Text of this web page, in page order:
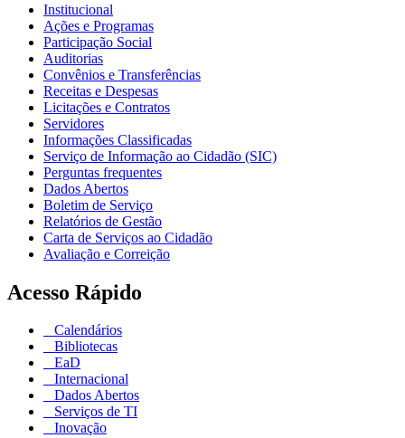
Institucional
Ações e Programas
Participação Social
Auditorias
Convênios e Transferências
Receitas e Despesas
Licitações e Contratos
Servidores
Informações Classificadas
Serviço de Informação ao Cidadão (SIC)
Perguntas frequentes
Dados Abertos
Boletim de Serviço
Relatórios de Gestão
Carta de Serviços ao Cidadão
Avaliação e Correição
Acesso Rápido
Calendários
Bibliotecas
EaD
Internacional
Dados Abertos
Serviços de TI
Inovação